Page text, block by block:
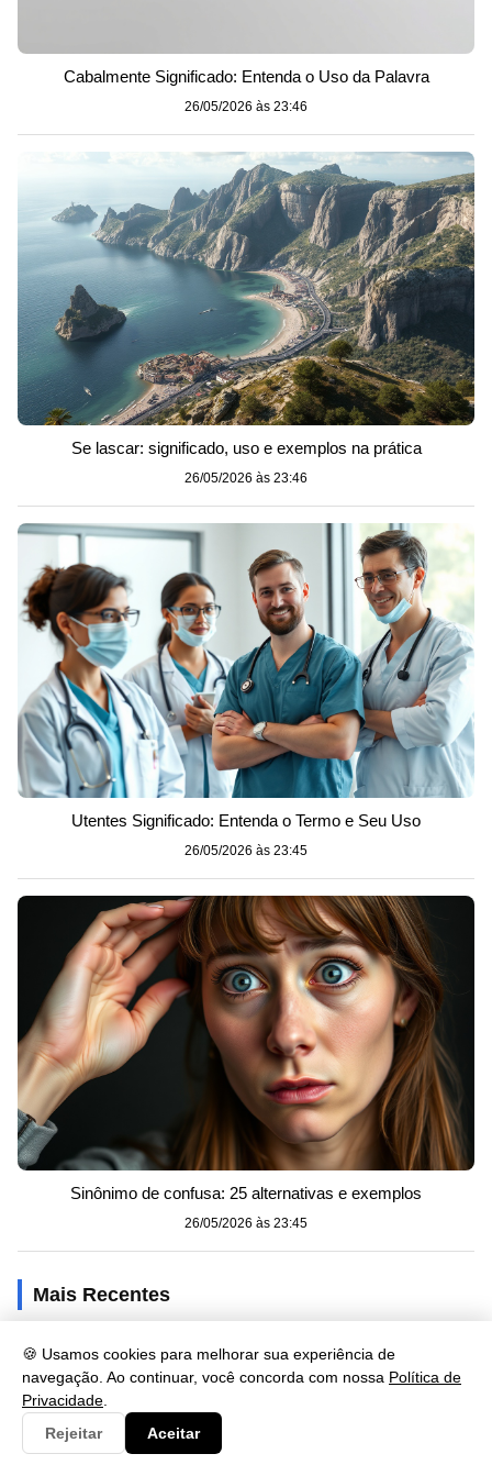
🍪 Usamos cookies para melhorar sua experiência de
navegação. Ao continuar, você concorda com nossa Política de
Privacidade
Rejeitar
Aceitar
Cabalmente Significado: Entenda o Uso da Palavra
26/05/2026 às 23:46
Se lascar: significado, uso e exemplos na prática
26/05/2026 às 23:46
Utentes Significado: Entenda o Termo e Seu Uso
26/05/2026 às 23:45
Sinônimo de confusa: 25 alternativas e exemplos
26/05/2026 às 23:45
Mais Recentes